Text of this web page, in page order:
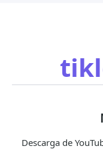
Descarga de